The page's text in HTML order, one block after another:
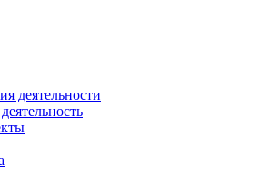
деятельности